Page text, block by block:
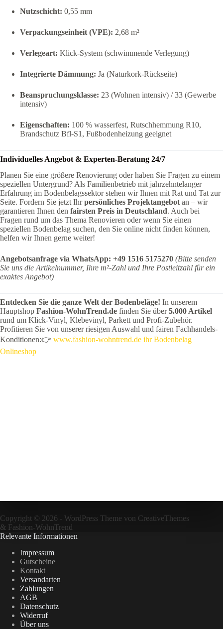
Nutzschicht: 0,55 mm
Verpackungseinheit (VPE): 2,68 m²
Verlegeart: Klick-System (schwimmende Verlegung)
Integrierte Dämmung: Ja (Naturkork-Rückseite)
Beanspruchungsklasse: 23 (Wohnen intensiv) / 33 (Gewerbe
intensiv)
Eigenschaften: 100 % wasserfest, Rutschhemmung R10,
Brandschutz Bfl-S1, Fußbodenheizung geeignet
Individuelles Angebot & Experten-Beratung 24/7
Planen Sie eine größere Renovierung oder haben Sie Fragen zu einem
speziellen Untergrund? Als Familienbetrieb mit jahrzehntelanger
Erfahrung im Bodenbelagssektor stehen wir Ihnen mit Rat und Tat zur
Seite. Fordern Sie jetzt Ihrpersönliches Projektangebotan – wir
garantieren Ihnen den fairsten Preis in Deutschland. Auch bei
Fragen rund um das Thema Renovieren oder wenn Sie einen
speziellen Bodenbelag suchen, den Sie online nicht finden können,
helfen wir Ihnen gerne weiter!
Angebotsanfrage via WhatsApp: +49 1516 5175270 (Bitte senden
Sie uns die Artikelnummer, Ihre m²-Zahl und Ihre Postleitzahl für ein
exaktes Angebot)
Entdecken Sie die ganze Welt der Bodenbeläge! In unserem
Hauptshop Fashion-WohnTrend.de finden Sie über5.000 Artikel
rund um Klick-Vinyl, Klebevinyl, Parkett und Profi-Zubehör.
Profitieren Sie von unserer riesigen Auswahl und fairen Fachhandels-
Konditionen:👉 www.fashion-wohntrend.de ihr Bodenbelag
Onlineshop
Copyright © 2026 - WordPress Theme von CreativeThemes
& Fashion-WohnTrend
Relevante Informationen
Impressum
Gutscheine
Kontakt
Versandarten
Zahlungen
AGB
Datenschutz
Widerruf
Über uns